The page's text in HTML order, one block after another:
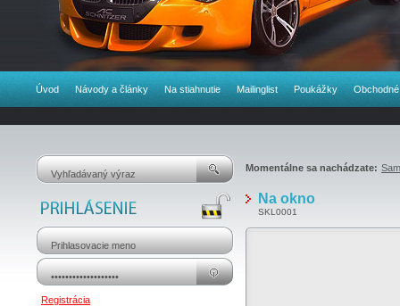
Úvod Návody a články Na stiahnutie Mailinglist Poukážky
Registrácia
Momentálne sa nachádzate:
Na okno
SKL0001